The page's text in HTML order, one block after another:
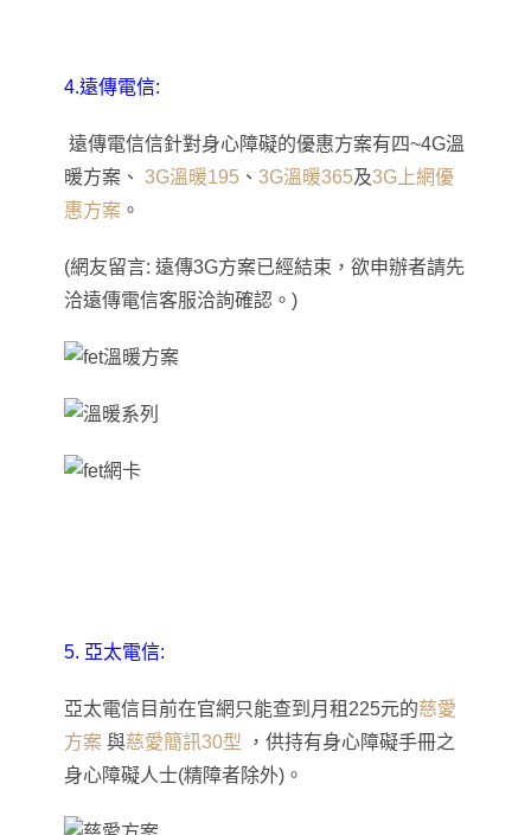
4.遠傳電信:
遠傳電信信針對身心障礙的優惠方案有四~4G溫
暖方案 、 3G溫暖195 、 3G溫暖365及3G上網優
惠方案 。
(網友留言: 遠傳3G方案已經結束 ， 欲申辦者請先
洽遠傳電信客服洽詢確認。)
5. 亞太電信:
亞太電信目前在官網只能查到月租225元的慈愛
方案 與慈愛簡訊30型 ， 供持有身心障礙手冊之
身心障礙人士(精障者除外) 。